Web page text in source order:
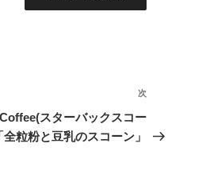
次
の
投
次
スターバックスコー
全粒粉と豆乳のスコーン」